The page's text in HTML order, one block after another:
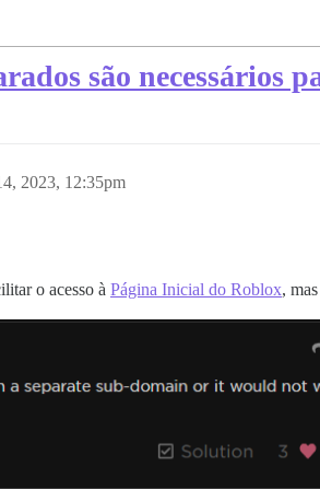
são necessários
2023, 12:35pm
o acesso à Página Inicial do Roblox,